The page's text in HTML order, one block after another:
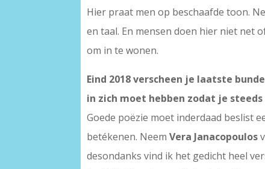
Hier praat men op beschaafde toon.
en taal. En mensen doen hier niet net
om in te wonen.
Eind 2018 verscheen je laatste
in zich moet hebben zodat je
Goede poëzie moet inderdaad beslist
betékenen. NeemVera Janacopoulos
desondanks vind ik het gedicht heel